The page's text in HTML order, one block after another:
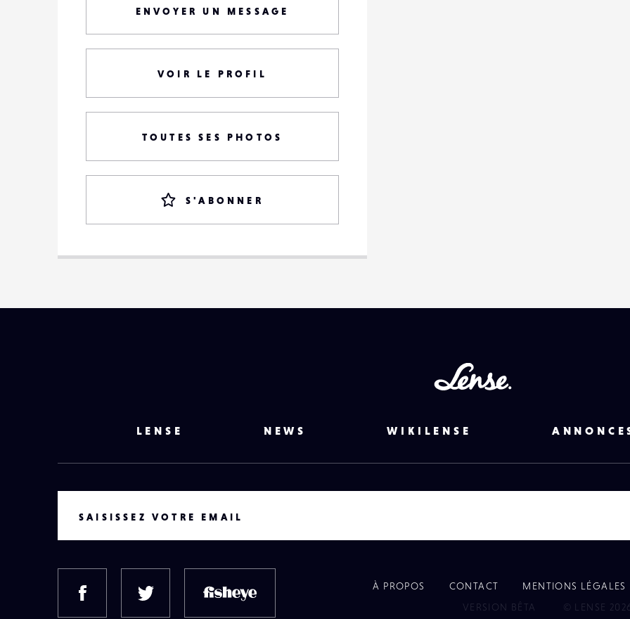
ENVOYER UN MESSAGE
VOIR LE PROFIL
TOUTES SES PHOTOS
S'ABONNER
LENSE NEWS WIKILENSE
SAISISSEZ VOTRE EMAIL
FACEBOOK TWITTER
À PROPOS CONTACT
MENTIONS LÉGALES
VERSION BÊTA
© LENSE